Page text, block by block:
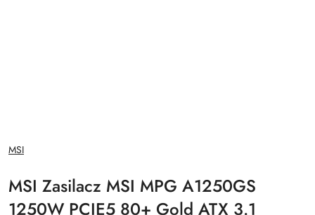
NAZWA
PRODUCENTA:
MSI
MSI Zasilacz MSI MPG A1250GS
1250W PCIE5 80+ Gold ATX 3.1